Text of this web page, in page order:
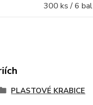
300 ks / 6 bal
PLASTOVÉ KRABICE